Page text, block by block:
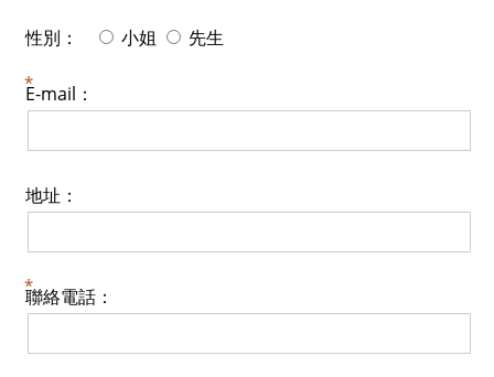
性別： 小姐 先生
E-mail：
地址：
聯絡電話：